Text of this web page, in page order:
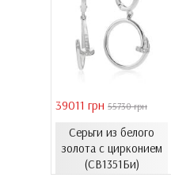
39011 грн 55730 грн
Серьги из белого
золота с цирконием
(СВ1351Би)